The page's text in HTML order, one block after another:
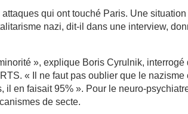
qui ont touché Paris. Une
nazi, dit-il dans une interview,
», explique Boris Cyrulnik, interrogé
« Il ne faut pas oublier que le nazisme
il en faisait 95% ». Pour le neuro-
de secte.